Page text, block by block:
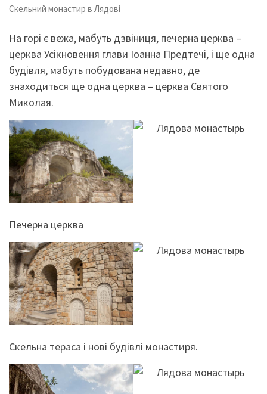
Скельний монастир в Лядові
На горі є вежа, мабуть дзвіниця, печерна церква –
церква Усікновення глави Іоанна Предтечі, і ще одна
будівля, мабуть побудована недавно, де
знаходиться ще одна церква – церква Святого
Миколая.
Печерна церква
Скельна тераса і нові будівлі монастиря.